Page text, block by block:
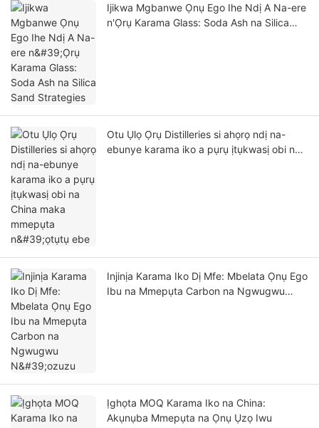
Ijikwa Mgbanwe Ọnụ Ego Ihe Ndị A Na-ere
n'Ọrụ Karama Glass: Soda Ash na Silica
Otu Ụlọ Ọrụ Distilleries si ahọrọ ndị na-
ebunye karama iko a pụrụ ịtụkwasị obi na
Injinịa Karama Iko Dị Mfe: Mbelata Ọnụ Ego
Ibu na Mmepụta Carbon na Ngwugwu
Ịghọta MOQ Karama Iko na China:
Akụnụba Mmepụta na Ọnụ Ụzọ Iwu